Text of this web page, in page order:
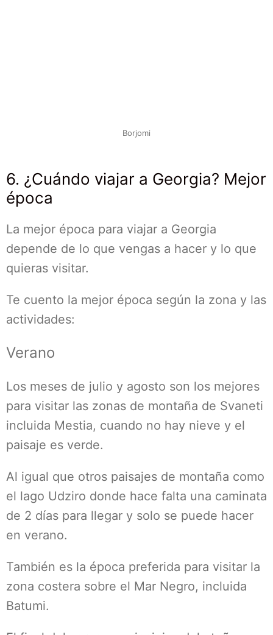
Borjomi
6. ¿Cuándo viajar a Georgia? Mejor
época
La mejor época para viajar a Georgia
depende de lo que vengas a hacer y lo que
quieras visitar.
Te cuento la mejor época según la zona y las
actividades:
Verano
Los meses de julio y agosto son los mejores
para visitar las zonas de montaña de Svaneti
incluida Mestia, cuando no hay nieve y el
paisaje es verde.
Al igual que otros paisajes de montaña como
el lago Udziro donde hace falta una caminata
de 2 días para llegar y solo se puede hacer
en verano.
También es la época preferida para visitar la
zona costera sobre el Mar Negro, incluida
Batumi.